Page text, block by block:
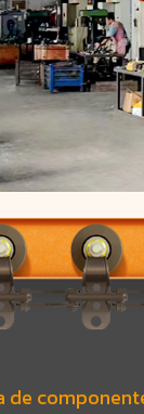
de